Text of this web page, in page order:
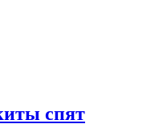
спят